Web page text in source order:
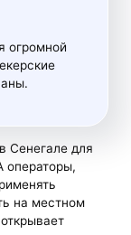
огромной
Сенегале для
операторы,
на местном